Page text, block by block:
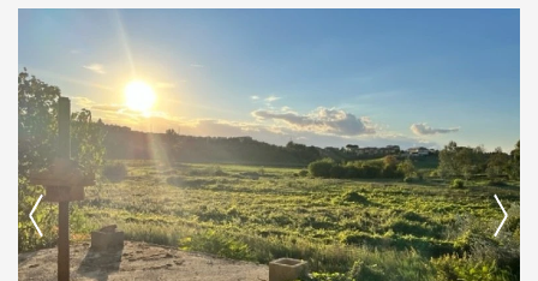
metà degli anni '90, il tutto si presenta più che in
buono stato di conservazione e manutenzio. . .
Ti interessa?
Contatta
--------------------
Vedi tutti i dettagli